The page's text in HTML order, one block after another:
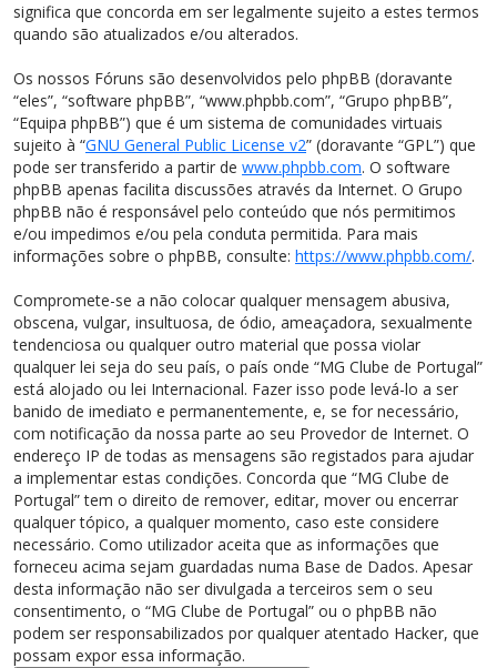
significa que concorda em ser legalmente sujeito a estes termos
quando são atualizados e/ou alterados.
Os nossos Fóruns são desenvolvidos pelo phpBB (doravante
“eles”, “software phpBB”, “www.phpbb.com”, “Grupo phpBB”,
“Equipa phpBB”) que é um sistema de comunidades virtuais
sujeito à “GNU General Public License v2” (doravante “GPL”) que
pode ser transferido a partir de www.phpbb.com. O software
phpBB apenas facilita discussões através da Internet. O Grupo
phpBB não é responsável pelo conteúdo que nós permitimos
e/ou impedimos e/ou pela conduta permitida. Para mais
informações sobre o phpBB, consulte: https://www.phpbb.com/.
Compromete-se a não colocar qualquer mensagem abusiva,
obscena, vulgar, insultuosa, de ódio, ameaçadora, sexualmente
tendenciosa ou qualquer outro material que possa violar
qualquer lei seja do seu país, o país onde “MG Clube de Portugal”
está alojado ou lei Internacional. Fazer isso pode levá-lo a ser
banido de imediato e permanentemente, e, se for necessário,
com notificação da nossa parte ao seu Provedor de Internet. O
endereço IP de todas as mensagens são registados para ajudar
a implementar estas condições. Concorda que “MG Clube de
Portugal” tem o direito de remover, editar, mover ou encerrar
qualquer tópico, a qualquer momento, caso este considere
necessário. Como utilizador aceita que as informações que
forneceu acima sejam guardadas numa Base de Dados. Apesar
desta informação não ser divulgada a terceiros sem o seu
consentimento, o “MG Clube de Portugal” ou o phpBB não
podem ser responsabilizados por qualquer atentado Hacker, que
possam expor essa informação.